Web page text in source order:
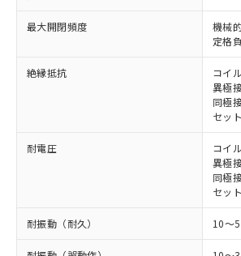
最大開閉頻度
機械
定格
絶縁抵抗
コイ
異極
同極
セッ
耐電圧
コイ
異極
同極
セッ
耐振動（耐久） 10～
(税抜)を提供させていただ
当社制御機器事業取扱商
本サービスの対象外とな
ことをご了承ください。
在庫状況および標準価格
記載している更新日時点
タに基づき作成されるもの
覧された時点での実際の在
準価格とは異なる場合が
正式な納期状況および標
様のお取引先、またはお
ムロン制御機器販売店・
非該当品：ライセンス料など無
害物質有無と関係のない商品で
仕入先様の事情により、非含有
いたものが、含有品と判明した
むを得ず変更することがありま
六価クロム(Cr(Ⅵ)) 1000ppm以下、ポリ
類(PBB) 1000ppm以下、ポリ臭化ジフェ
(PBDE) 1000ppm以下、フタル酸ビス(2-
ル) (DEHP)(別名：DOP) 1000ppm以下、
ルベンジル（BBP） 1000ppm以下、フタ
(DIBP) 1000ppm以下
但し、RoHS指令で産業用監視および制
適用除外項目は除く。
「○」：最大均質材料含有率が
基準値以下であることを示しま
「×」：最大均質材料含有率が
基準値を超えていることを示し
「－」：未確認です。当社販売
*中国RoHS10物質の基準値 (GB/T26572)
Pb(鉛) :1000ppm、 Hg(水銀) : 1000ppm
Cr(Ⅵ)(六価クロム) : 1000ppm、 PBBs(ポ
ニル類) : 1000ppm、 PBDEs(ポリ臭化ジ
ル) : 1000ppm、
DEHP(フタル酸ビス(2-エチルヘキシル))
当社は、これら貴社製品
為替および外国貿易法に
（以下｢規制貨物等」とい
または国外への提供する
国政府の輸出許可(または
可)を取得するなどの必要
当社は規制貨物を破棄す
全に破砕するなど、違法
いよう必要な手段を講じま
当社は貴社製品を、核兵
一定数以上の在庫あり
△ 一定数には満たないが